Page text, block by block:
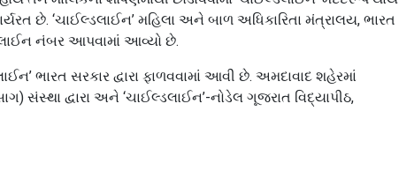
છે. ‘ચાઈલ્ડલાઈન’ મહિલા અને બાળ અધિકારિતા મંત્રાલય, ભારત
લાઈન નંબર આપવામાં આવ્યો છે.
ભારત સરકાર દ્વારા ફાળવવામાં આવી છે. અમદાવાદ શહેરમાં
દ્વારા અને ‘ચાઈલ્ડલાઈન’-નોડેલ ગૂજરાત વિદ્યાપીઠ,